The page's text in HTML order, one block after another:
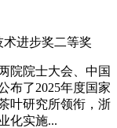
术进步奖二等奖
院院士大会、中国
布了2025年度国家
叶研究所领衔，浙
化实施...